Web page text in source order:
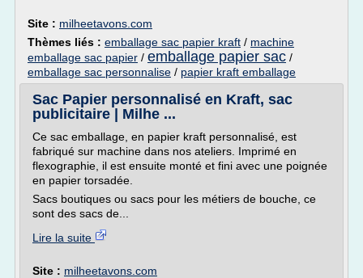
Site : milheetavons.com
Thèmes liés : emballage sac papier kraft / machine
emballage sac papier / emballage papier sac /
emballage sac personnalise / papier kraft emballage
Sac Papier personnalisé en Kraft, sac
publicitaire | Milhe ...
Ce sac emballage, en papier kraft personnalisé, est
fabriqué sur machine dans nos ateliers. Imprimé en
flexographie, il est ensuite monté et fini avec une poignée
en papier torsadée.
Sacs boutiques ou sacs pour les métiers de bouche, ce
sont des sacs de...
Lire la suite
Site : milheetavons.com